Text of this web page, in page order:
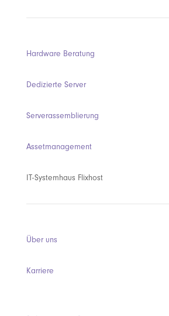
Hardware Beratung
Dedizierte Server
Serverassemblierung
Assetmanagement
IT-Systemhaus Flixhost
Über uns
Karriere